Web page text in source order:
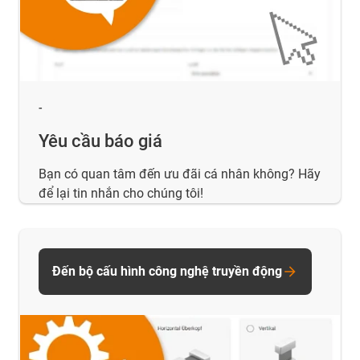
-
Yêu cầu báo giá
Bạn có quan tâm đến ưu đãi cá nhân không? Hãy
để lại tin nhắn cho chúng tôi!
Đến bộ cấu hình công nghệ truyền động